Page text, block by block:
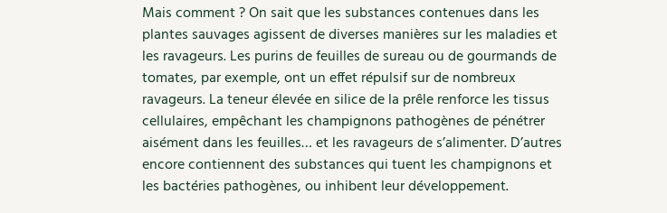
Mais comment ? On sait que les substances contenues dans les
plantes sauvages agissent de diverses manières sur les maladies et
les ravageurs. Les purins de feuilles de sureau ou de gourmands de
tomates, par exemple, ont un effet répulsif sur de nombreux
ravageurs. La teneur élevée en silice de la prêle renforce les tissus
cellulaires, empêchant les champignons pathogènes de pénétrer
aisément dans les feuilles… et les ravageurs de s’alimenter. D’autres
encore contiennent des substances qui tuent les champignons et
les bactéries pathogènes, ou inhibent leur développement.